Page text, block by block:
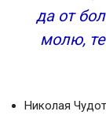
да от
молю,
Николая